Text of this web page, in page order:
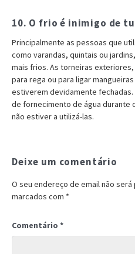
10. O frio é inimigo de
Principalmente as pessoas que
como varandas, quintais ou
mais frios. As torneiras
para rega ou para ligar
estiverem devidamente fechadas.
de fornecimento de água durante
não estiver a utilizá-las.
Deixe um comentário
O seu endereço de email não será
marcados com *
Comentário *